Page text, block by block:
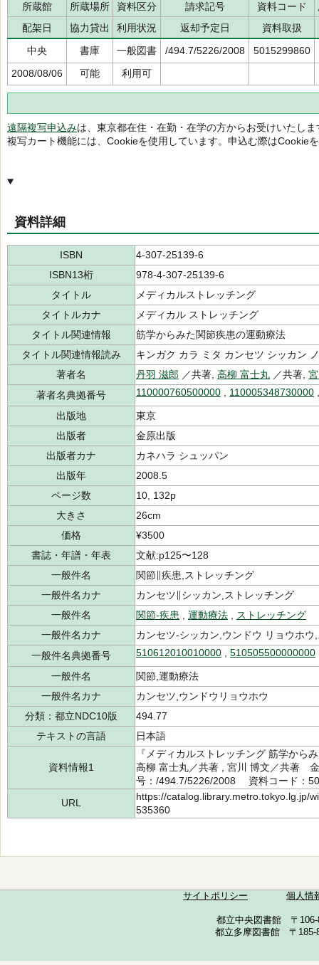
所蔵館 所蔵場所 資料区分 請求記号 資料コード
配架日
協力貸出 利用状況 返却予定日
資料取扱
中央
書庫 一般図書 /494.7/5226/2008
5015299860
2008/08/06
可能 利用可
遠隔複写申込みは、東京都在住・在勤・在学の方からお受けいたしま
複写カート機能には、Cookieを使用しています。申込む際はCookie
資料詳細
ISBN
4-307-25139-6
ISBN13桁
978-4-307-25139-6
タイトル
メディカルストレッチング
タイトルカナ
メディカル ストレッチング
タイトル関連情報
筋学からみた関節疾患の運動療法
タイトル関連情報読み
キンガク カラ ミタ カンセツ シッカン
著者名
丹羽 滋郎 ／共著, 高柳 富士丸 ／共著,
著者名典拠番号
110000760500000 110005348730000
出版地
東京
出版者
金原出版
出版者カナ
カネハラ シュッパン
出版年
2008.5
ページ数
10, 132p
大きさ
26cm
価格
¥3500
書誌・年譜・年表
文献:p125〜128
一般件名
関節∥疾患,ストレッチング
一般件名カナ
カンセツ∥シッカン,ストレッチング
一般件名
関節-疾患 運動療法
ストレッチング
一般件名カナ
カンセツ-シッカン,ウンドウ リョウホウ
一般件名典拠番号
510612010010000 510505500000000
一般件名
関節,運動療法
一般件名カナ
カンセツ,ウンドウリョウホウ
分類：都立NDC10版
494.77
テキストの言語
日本語
資料情報1
『メディカルストレッチング 筋学か
高柳 富士丸／共著 , 宮川 博文／共著
号：/494.7/5226/2008 資料コード：
URL
https://catalog.library.metro.tokyo.lg.jp/
535360
サイトポリシー 個人情
都立中央図書館 〒
都立多摩図書館 〒185-